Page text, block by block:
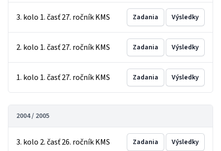
3. kolo 1. časť 27. ročník KMS Zadania Výsledky
2. kolo 1. časť 27. ročník KMS Zadania Výsledky
1. kolo 1. časť 27. ročník KMS Zadania Výsledky
2004 / 2005
3. kolo 2. časť 26. ročník KMS Zadania Výsledky